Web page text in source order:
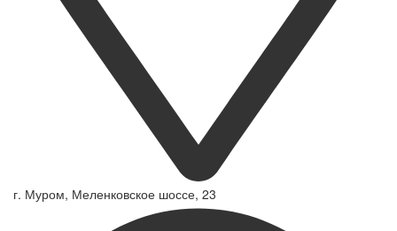
г. Муром, Меленковское шоссе, 23